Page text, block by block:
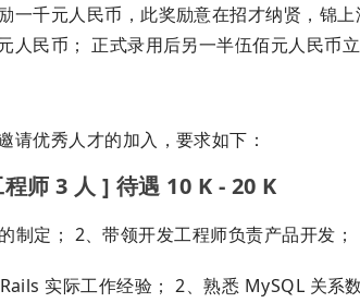
一千元人民币，此奖励意在招才纳贤，锦
人民币； 正式录用后另一半伍佰元人民币
请优秀人才的加入，要求如下：
师 3 人 ] 待遇 10 K - 20 K
制定； 2、带领开发工程师负责产品开发；
实际工作经验； 2、熟悉 MySQL 关